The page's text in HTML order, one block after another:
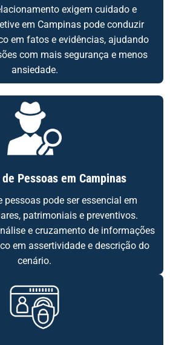
exigem cuidado e
em Campinas pode conduzir
em fatos e evidências, ajudando
com mais segurança e menos
ansiedade.
Pessoas em Campinas
pessoas pode ser essencial em
patrimoniais e preventivos.
e cruzamento de informações
em assertividade e descrição do
cenário.